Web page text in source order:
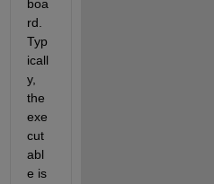
boa
rd.
Typ
icall
y,
the
exe
cut
abl
e is